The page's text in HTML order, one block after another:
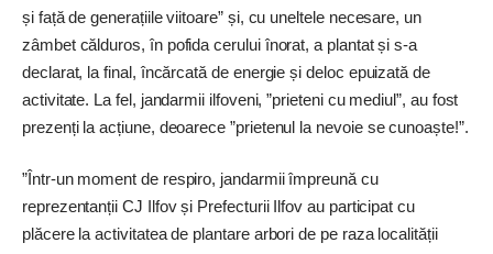
și față de generațiile viitoare” și, cu uneltele necesare, un
zâmbet călduros, în pofida cerului înorat, a plantat și s-a
declarat, la final, încărcată de energie și deloc epuizată de
activitate. La fel, jandarmii ilfoveni, ”prieteni cu mediul”, au fost
prezenți la acțiune, deoarece ”prietenul la nevoie se cunoaște!”.
”Într-un moment de respiro, jandarmii împreună cu
reprezentanții CJ Ilfov și Prefecturii Ilfov au participat cu
plăcere la activitatea de plantare arbori de pe raza localității